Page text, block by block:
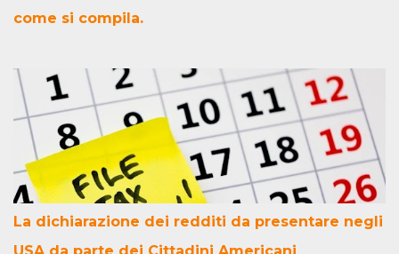
come si compila.
La dichiarazione dei redditi da presentare negli
USA da parte dei Cittadini Americani